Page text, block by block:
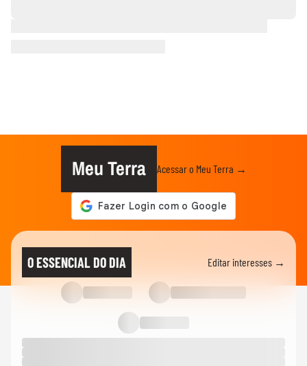
Meu Terra Acessar o Meu Terra →
O ESSENCIAL DO DIA Editar interesses →